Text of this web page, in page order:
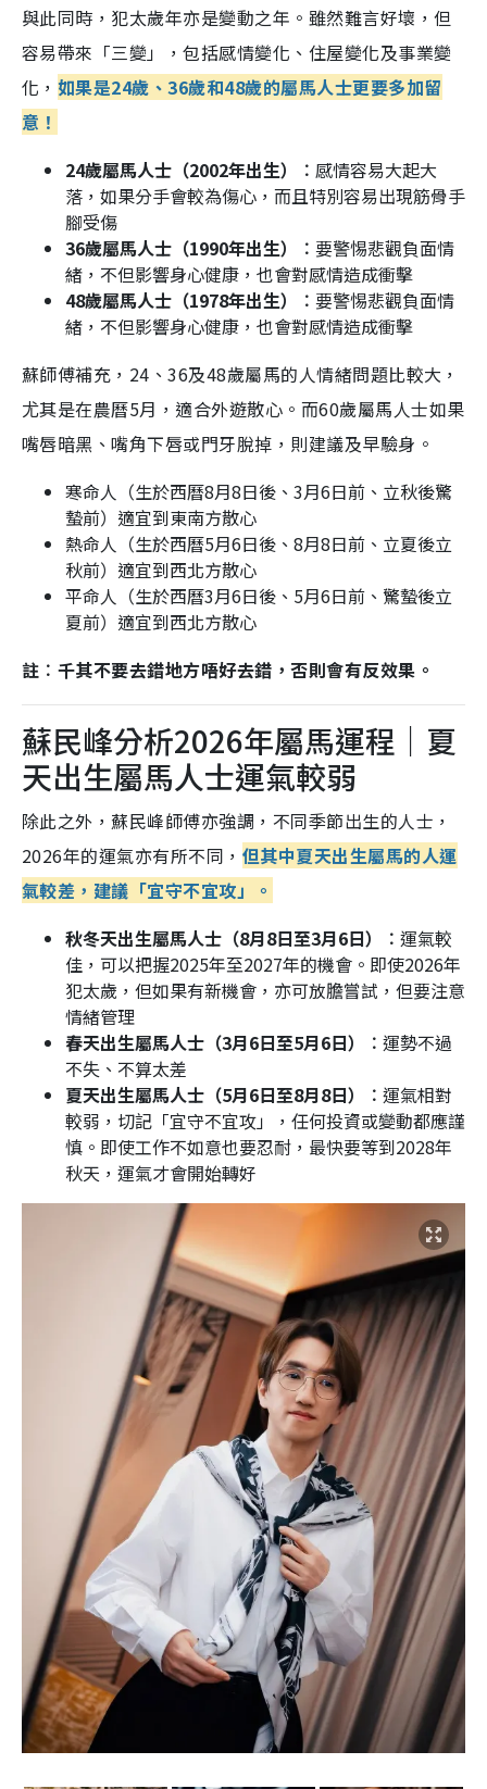
與此同時，犯太歲年亦是變動之年。雖然難言好壞，但
容易帶來「三變」，包括感情變化、住屋變化及事業變
化， 如果是24歲、36歲和48歲的屬馬人士更要多加留
意！
24歲屬馬人士（2002年出生）︰ 感情容易大起大
落，如果分手會較為傷心，而且特別容易出現筋骨手
腳受傷
36歲屬馬人士（1990年出生）︰ 要警惕悲觀負面情
緒，不但影響身心健康，也會對感情造成衝擊
48歲屬馬人士（1978年出生）︰ 要警惕悲觀負面情
緒，不但影響身心健康，也會對感情造成衝擊
蘇師傅補充，24、36及48歲屬馬的人情緒問題比較大，
尤其是在農曆5月，適合外遊散心。而60歲屬馬人士如果
嘴唇暗黑、嘴角下唇或門牙脫掉，則建議及早驗身。
寒命人（生於西曆8月8日後、3月6日前、立秋後驚
蟄前）適宜到東南方散心
熱命人（生於西曆5月6日後、8月8日前、立夏後立
秋前）適宜到西北方散心
平命人（生於西曆3月6日後、5月6日前、驚蟄後立
夏前）適宜到西北方散心
註︰千其不要去錯地方唔好去錯，否則會有反效果。
蘇民峰分析2026年屬馬運程｜夏
天出生屬馬人士運氣較弱
除此之外，蘇民峰師傅亦強調，不同季節出生的人士，
2026年的運氣亦有所不同， 但其中夏天出生屬馬的人運
氣較差，建議「宜守不宜攻」。
秋冬天出生屬馬人士（8月8日至3月6日）︰ 運氣較
佳，可以把握2025年至2027年的機會。即使2026年
犯太歲，但如果有新機會，亦可放膽嘗試，但要注意
情緒管理
春天出生屬馬人士（3月6日至5月6日）︰ 運勢不過
不失、不算太差
夏天出生屬馬人士（5月6日至8月8日）︰ 運氣相對
較弱，切記「宜守不宜攻」，任何投資或變動都應謹
慎。即使工作不如意也要忍耐，最快要等到2028年
秋天，運氣才會開始轉好